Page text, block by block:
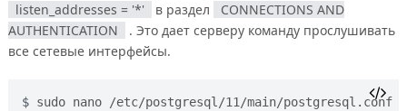
listen_addresses = '*'
в раздел
CONNECTIONS AND
AUTHENTICATION
. Это дает серверу команду прослушивать
все сетевые интерфейсы.
sudo nano /etc/postgresql/11/main/postgresql.conf